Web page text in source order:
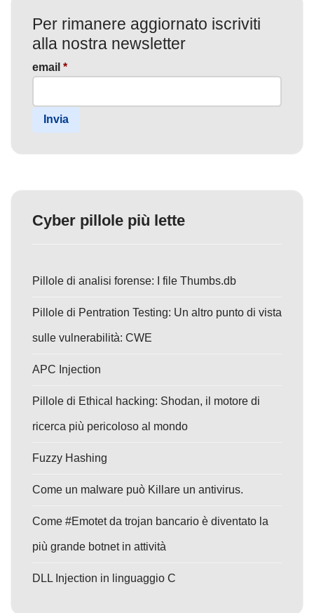
Per rimanere aggiornato iscriviti
alla nostra newsletter
email *
Invia
Cyber pillole più lette
Pillole di analisi forense: I file Thumbs.db
Pillole di Pentration Testing: Un altro punto di vista
sulle vulnerabilità: CWE
APC Injection
Pillole di Ethical hacking: Shodan, il motore di
ricerca più pericoloso al mondo
Fuzzy Hashing
Come un malware può Killare un antivirus.
Come #Emotet da trojan bancario è diventato la
più grande botnet in attività
DLL Injection in linguaggio C